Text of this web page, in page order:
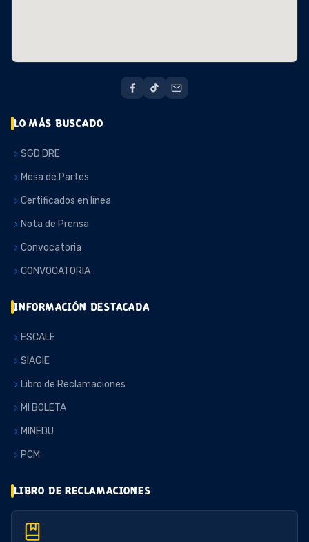
LO MÁS BUSCADO
SGD DRE
Mesa de Partes
Certificados en línea
Nota de Prensa
Convocatoria
CONVOCATORIA
INFORMACIÓN DESTACADA
ESCALE
SIAGIE
Libro de Reclamaciones
MI BOLETA
MINEDU
PCM
LIBRO DE RECLAMACIONES